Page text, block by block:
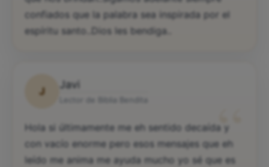
confiados que la palabra sea inspirada por el
espíritu santo..Dios les bendiga..
J
Javi
“
Hola si últimamente me eh sentido decaída y
con vacío enorme pero esos mensajes que eh
leído me anima me ayuda mucho yo sé que es